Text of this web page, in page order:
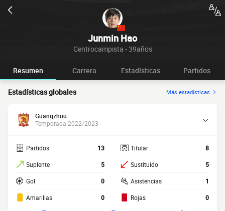
Junmin Hao
Centrocampista - 39años
Resumen Carrera Estadísticas Partidos
Estadísticas globales Más estadísticas
Guangzhou
Temporada 2022/2023
Partidos 13
Suplente 5
Gol 0
Amarillas 0
Titular 8
Sustituido 5
Asistencias 1
Rojas 0